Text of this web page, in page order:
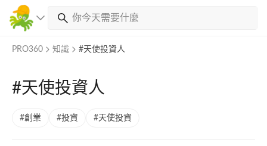
PRO360 知識 #天使投資人
#天使投資人
#創業 #投資 #天使投資